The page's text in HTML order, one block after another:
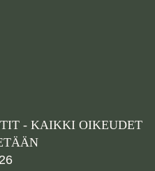
- KAIKKI OIKEUDET